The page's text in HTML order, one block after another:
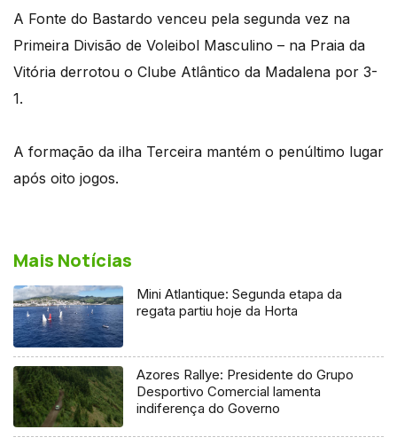
A Fonte do Bastardo venceu pela segunda vez na
Primeira Divisão de Voleibol Masculino – na Praia da
Vitória derrotou o Clube Atlântico da Madalena por 3-
1.
A formação da ilha Terceira mantém o penúltimo lugar
após oito jogos.
Mais Notícias
Mini Atlantique: Segunda etapa da
regata partiu hoje da Horta
Azores Rallye: Presidente do Grupo
Desportivo Comercial lamenta
indiferença do Governo